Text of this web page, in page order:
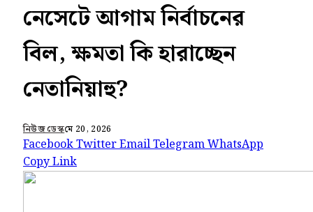
নেসেটে আগাম নির্বাচনের
বিল, ক্ষমতা কি হারাচ্ছেন
নেতানিয়াহু?
নিউজ ডেস্কমে 20, 2026
FacebookTwitterEmailTelegramWhatsApp
Copy Link